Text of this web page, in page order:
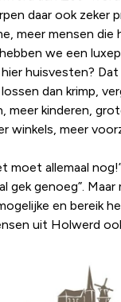
daar ook zeker
meer mensen die
we een
huisvesten?
dan krimp,
meer kinderen,
winkels, meer
moet allemaal
gek genoeg”. Maar
en bereik
uit Holwerd